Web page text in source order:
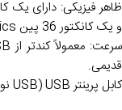
و یک کانکتور 36 پین Centronics در طرف دیگر (برای چاپگر).
قدیمی.
کابل پرینتر USB (USB نوع A تا نوع B):